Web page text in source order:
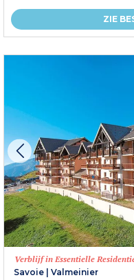
ZIE
Verblijf in Essentielle
Savoie
Valmeinier